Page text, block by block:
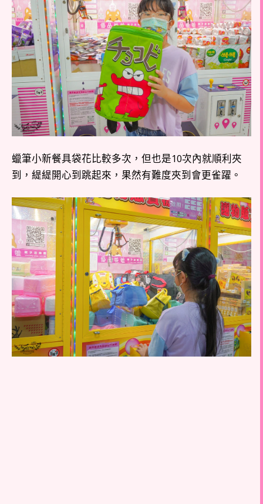
蠟筆小新餐具袋花比較多次，但也是10次內就順利夾
到，緹緹開心到跳起來，果然有難度夾到會更雀躍。